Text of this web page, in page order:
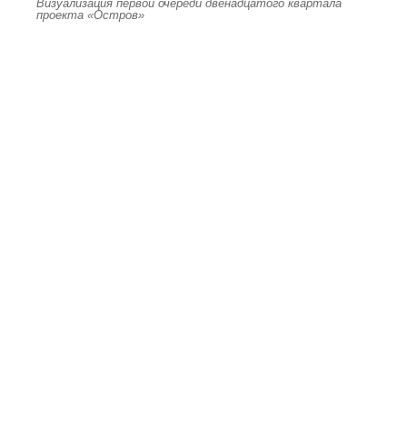
Визуализация первой очереди двенадцатого квартала
проекта «Остров»